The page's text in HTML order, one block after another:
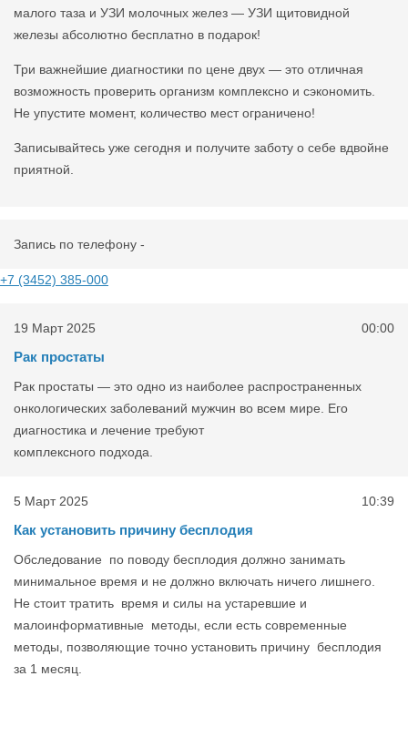
малого таза и УЗИ молочных желез — УЗИ щитовидной
железы абсолютно бесплатно в подарок!
Три важнейшие диагностики по цене двух — это отличная
возможность проверить организм комплексно и сэкономить.
Не упустите момент, количество мест ограничено!
Записывайтесь уже сегодня и получите заботу о себе вдвойне
приятной.
Запись по телефону -
+7 (3452) 385-000
19 Март 2025 00:00
Рак простаты
Рак простаты — это одно из наиболее распространенных
онкологических заболеваний мужчин во всем мире. Его
диагностика и лечение требуют
комплексного подхода.
5 Март 2025 10:39
Как установить причину бесплодия
Обследование по поводу бесплодия должно занимать
минимальное время и не должно включать ничего лишнего.
Не стоит тратить время и силы на устаревшие и
малоинформативные методы, если есть современные
методы, позволяющие точно установить причину бесплодия
за 1 месяц.